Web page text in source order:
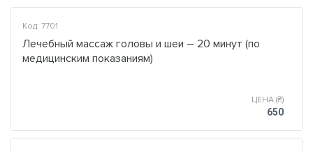
Код: 7701
Лечебный массаж головы и шеи – 20 минут (по
медицинским показаниям)
ЦЕНА (₴)
650